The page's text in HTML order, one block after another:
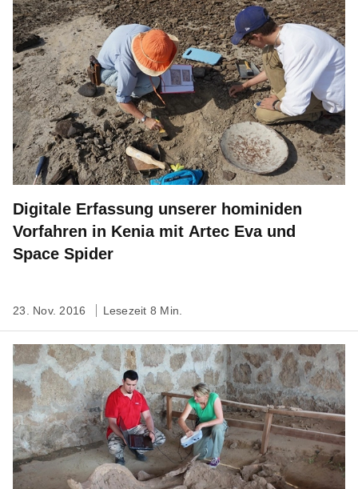
Digitale Erfassung unserer hominiden
Vorfahren in Kenia mit Artec Eva und
Space Spider
23. Nov. 2016 Lesezeit 8 Min.